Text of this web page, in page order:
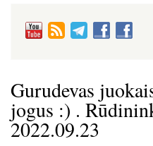
Gurudevas
jogus :) .
2022.09.23